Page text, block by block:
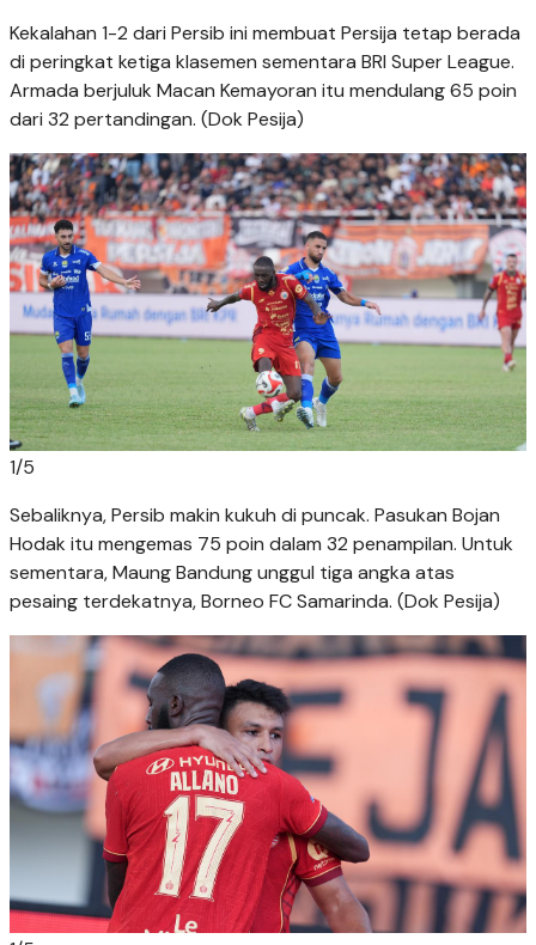
Kekalahan 1-2 dari Persib ini membuat Persija tetap berada
di peringkat ketiga klasemen sementara BRI Super League.
Armada berjuluk Macan Kemayoran itu mendulang 65 poin
dari 32 pertandingan. (Dok Pesija)
1/5
Sebaliknya, Persib makin kukuh di puncak. Pasukan Bojan
Hodak itu mengemas 75 poin dalam 32 penampilan. Untuk
sementara, Maung Bandung unggul tiga angka atas
pesaing terdekatnya, Borneo FC Samarinda. (Dok Pesija)